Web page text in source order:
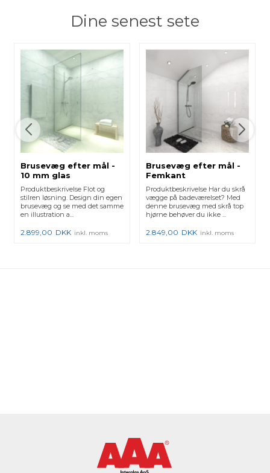
Dine senest sete
Brusevæg efter mål -
10 mm glas
Produktbeskrivelse Flot og
stilren løsning. Design din egen
brusevæg og se med det samme
en illustration a...
2.899,00 DKK inkl. moms
Brusevæg efter mål -
Femkant
Produktbeskrivelse Har du skrå
vægge på badeværelset? Med
denne brusevæg med skrå top
hjørne behøver du ikke ...
2.849,00 DKK inkl. moms